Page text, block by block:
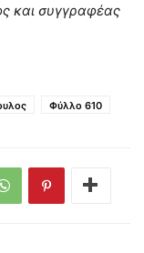
και συγγραφέας
Φύλλο 610